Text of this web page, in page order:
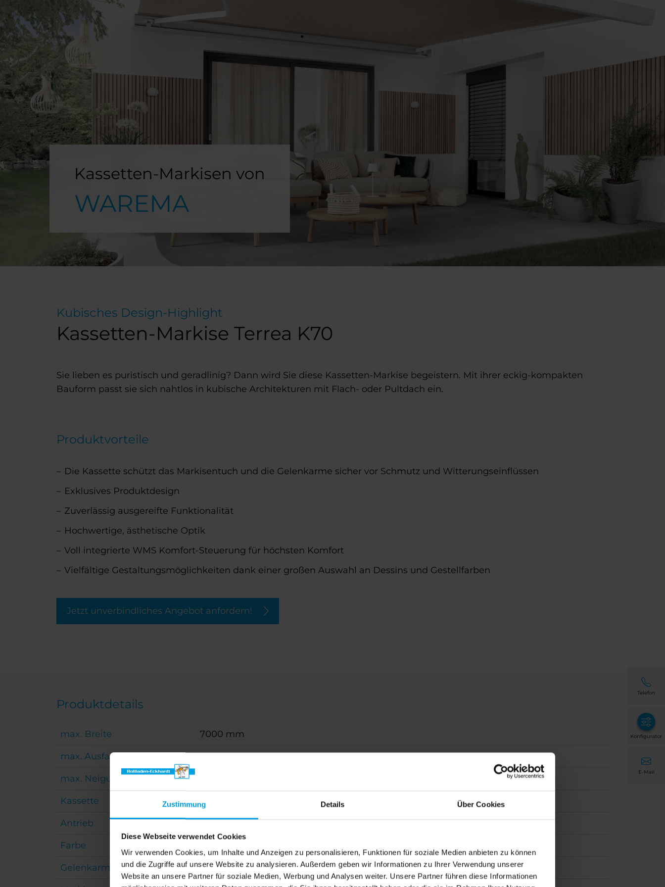
Zustimmung Details Über Cookies
Diese Webseite verwendet Cookies
Wir verwenden Cookies, um Inhalte und Anzeigen zu personalisieren, Funktionen für soziale Medien anbieten zu können
und die Zugriffe auf unsere Website zu analysieren. Außerdem geben wir Informationen zu Ihrer Verwendung unserer
Website an unsere Partner für soziale Medien, Werbung und Analysen weiter. Unsere Partner führen diese Informationen
Kassetten-Markisen von
WAREMA
Kubisches Design-Highlight
Kassetten-Markise Terrea K70
Sie lieben es puristisch und geradlinig? Dann wird Sie diese Kassetten-Markise begeistern. Mit ihrer eckig-kompakten
Bauform passt sie sich nahtlos in kubische Architekturen mit Flach- oder Pultdach ein.
Produktvorteile
Die Kassette schützt das Markisentuch und die Gelenkarme sicher vor Schmutz und Witterungseinflüssen
Exklusives Produktdesign
Zuverlässig ausgereifte Funktionalität
Hochwertige, ästhetische Optik
Voll integrierte WMS Komfort-Steuerung für höchsten Komfort
Vielfältige Gestaltungsmöglichkeiten dank einer großen Auswahl an Dessins und Gestellfarben
Jetzt unverbindliches Angebot anfordern!
Produktdetails
max. Breite 7000 mm
max. Ausfall 4000 mm
max. Neigungswinkel
Kassette 240 x 190 mm
Antrieb Motor, WMS Funkmotor
Farbe
Gelenkarm Kraftübertragung durch Kette/Seil, optional Segment
Telefon
Konfigurator
E-Mail